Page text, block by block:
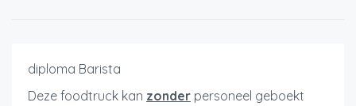
diploma Barista
Deze foodtruck kan zonder personeel geboekt